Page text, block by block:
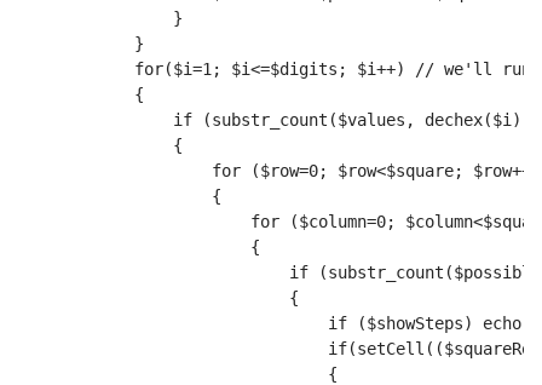
}
}
for($i=1; $i<=$digits; $i++) // we'll run
{
if (substr_count($values, dechex($i)) ==
{
for ($row=0; $row<$square; $row++)
{
for ($column=0; $column<$square;
{
if
{
if ($showSteps) echo "Test #2-SQUARE
{